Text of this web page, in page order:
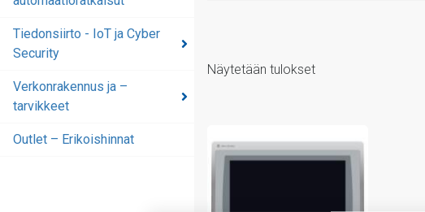
Tiedonsiirto - IoT ja Cyber
Security
Verkonrakennus ja –
tarvikkeet
Outlet – Erikoishinnat
Näytetään tulokset